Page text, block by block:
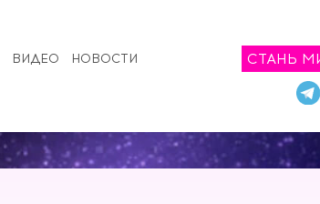
ВИДЕО
НОВОСТИ
СТАНЬ